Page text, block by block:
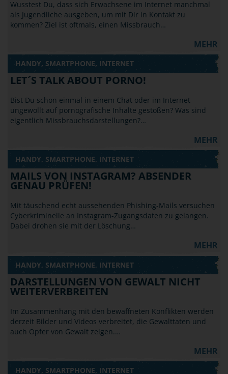
Wusstest Du, dass sich Erwachsene im Internet manchmal
als Jugendliche ausgeben, um mit Dir in Kontakt zu
kommen? Ziel ist oftmals, einen Missbrauch…
MEHR
HANDY, SMARTPHONE, INTERNET
LET´S TALK ABOUT PORNO!
Bist Du schon einmal in einem Chat oder im Internet
ungewollt auf pornografische Inhalte gestoßen? Was sind
eigentlich Missbrauchsdarstellungen?…
MEHR
HANDY, SMARTPHONE, INTERNET
MAILS VON INSTAGRAM? ABSENDER
GENAU PRÜFEN!
Mit täuschend echt aussehenden Phishing-Mails versuchen
Cyberkriminelle an Instagram-Zugangsdaten zu gelangen.
Dabei drohen sie mit der Löschung…
MEHR
HANDY, SMARTPHONE, INTERNET
DARSTELLUNGEN VON GEWALT NICHT
WEITERVERBREITEN
Im Zusammenhang mit den bewaffneten Konflikten werden
derzeit Bilder und Videos verbreitet, die Gewalttaten und
auch Opfer von Gewalt zeigen.…
MEHR
HANDY, SMARTPHONE, INTERNET